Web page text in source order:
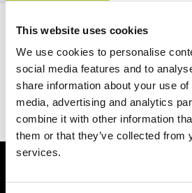
This website uses cookies
We use cookies to personalise
social media features and to
share information about your use
media, advertising and analytics
combine it with other information
them or that they’ve collected from
services.
Siamo qui
Contattaci
Al vostro fianco per i